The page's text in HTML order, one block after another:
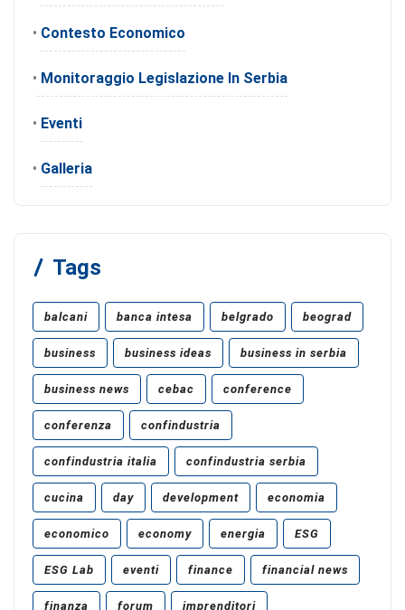
• Contesto Economico
• Monitoraggio Legislazione In Serbia
• Eventi
• Galleria
Tags
balcani banca intesa belgrado beograd
business business ideas business in serbia
business news cebac conference
conferenza confindustria
confindustria italia confindustria serbia
cucina day development economia
economico economy energia ESG
ESG Lab eventi finance financial news
finanza forum imprenditori